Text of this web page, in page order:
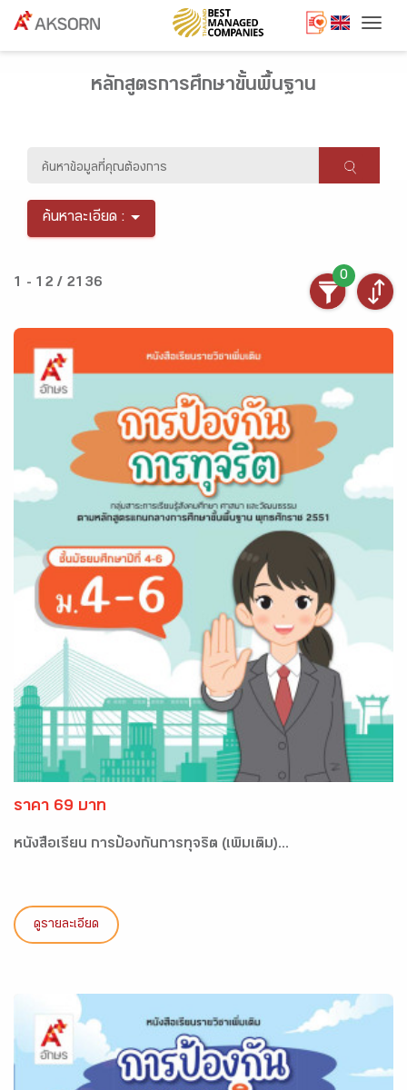
หลักสูตรการศึกษาขั้นพื้นฐาน
ค้นหาละเอียด :
1 - 12 / 2136
0
ราคา 69 บาท
หนังสือเรียน การป้องกันการทุจริต (เพิ่มเติม)...
ดูรายละเอียด